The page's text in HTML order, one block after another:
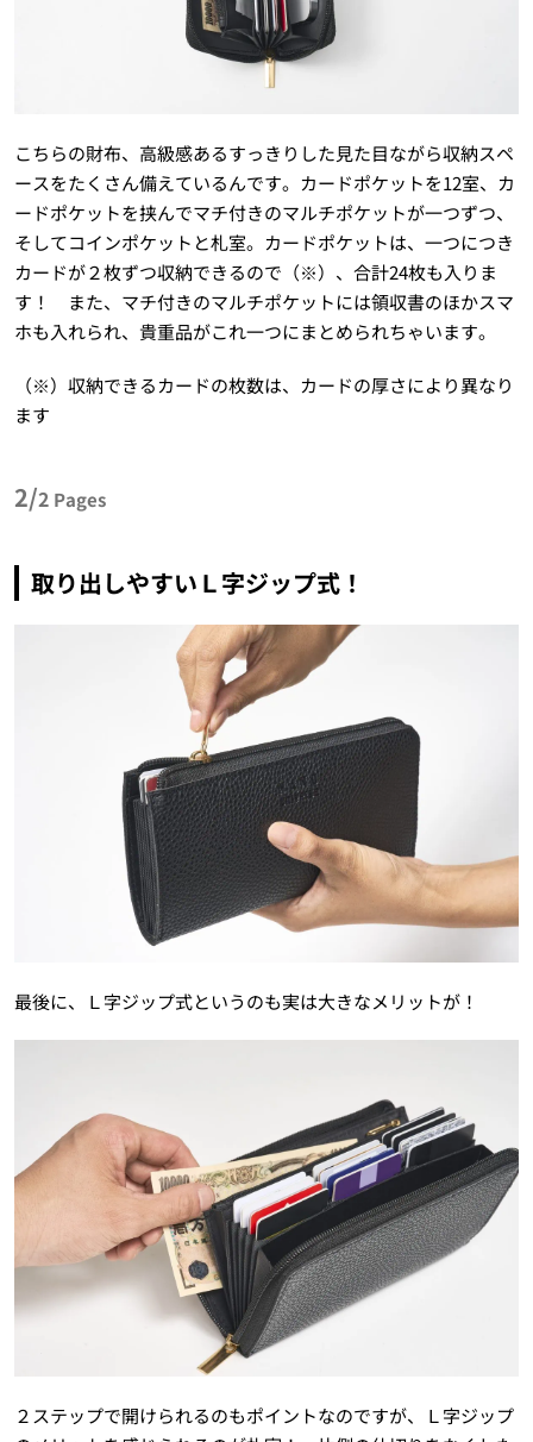
こちらの財布、高級感あるすっきりした見た目ながら収納スペ
ースをたくさん備えているんです。カードポケットを12室、カ
ードポケットを挟んでマチ付きのマルチポケットが一つずつ、
そしてコインポケットと札室。カードポケットは、一つにつき
カードが２枚ずつ収納できるので（※）、合計24枚も入りま
す！ また、マチ付きのマルチポケットには領収書のほかスマ
ホも入れられ、貴重品がこれ一つにまとめられちゃいます。
（※）収納できるカードの枚数は、カードの厚さにより異なり
ます
2/2 Pages
取り出しやすいＬ字ジップ式！
最後に、Ｌ字ジップ式というのも実は大きなメリットが！
２ステップで開けられるのもポイントなのですが、Ｌ字ジップ